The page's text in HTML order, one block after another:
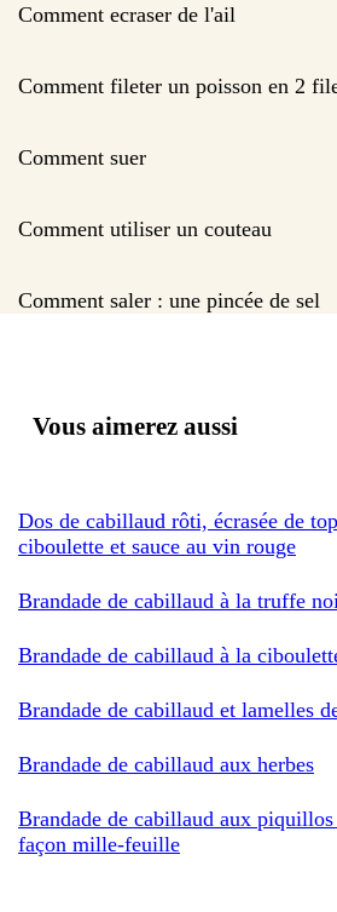
Comment ecraser de l'ail
Comment fileter un poisson en 2
Comment suer
Comment utiliser un couteau
Comment saler : une pincée de sel
Vous aimerez aussi
Dos de cabillaud rôti, écrasée de
ciboulette et sauce au vin rouge
Brandade de cabillaud à la truffe
Brandade de cabillaud à la
Brandade de cabillaud et lamelles
Brandade de cabillaud aux herbes
Brandade de cabillaud aux
façon mille-feuille